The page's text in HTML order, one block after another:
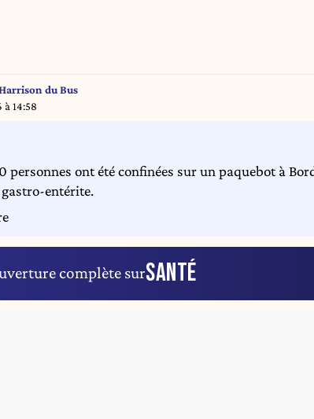
du Bus
à 14:58
personnes ont été confinées sur un paquebot à
gastro-entérite.
complète surSANTÉ